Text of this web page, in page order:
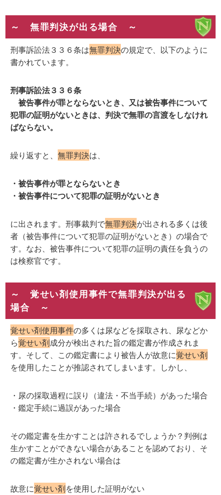
～ 無罪判決が出る場合 ～
刑事訴訟法３３６条は無罪判決の規定で、以下のように
書かれています。
刑事訴訟法３３６条
被告事件が罪とならないとき、又は被告事件について
犯罪の証明がないときは、判決で無罪の言渡をしなけれ
ばならない。
繰り返すと、無罪判決は、
・被告事件が罪とならないとき
・被告事件について犯罪の証明がないとき
に出されます。刑事裁判で無罪判決が出される多くは後
者（被告事件について犯罪の証明がないとき）の場合で
す。なお、被告事件について犯罪の証明の責任を負うの
は検察官です。
～ 覚せい剤使用事件で無罪判決が出る
場合 ～
覚せい剤使用事件の多くは尿などを採取され、尿などか
ら覚せい剤成分が検出された旨の鑑定書が作成されま
す。そして、この鑑定書により被告人が故意に覚せい剤
を使用したことが推認されてしまいます。しかし、
・尿の採取過程に誤り（違法・不当手続）があった場合
・鑑定手続に過誤があった場合
その鑑定書を生かすことは許されるでしょうか？判例は
生かすことができない場合があることを認めており、そ
の鑑定書が生かされない場合は
故意に覚せい剤を使用した証明がない